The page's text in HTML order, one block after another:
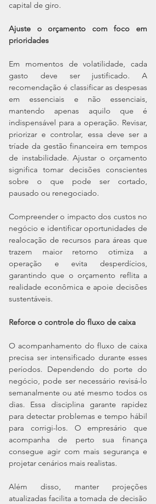
capital de giro.
Ajuste o orçamento com foco em
prioridades
Em momentos de volatilidade, cada
gasto deve ser justificado. A
recomendação é classificar as despesas
em essenciais e não essenciais,
mantendo apenas aquilo que é
indispensável para a operação. Revisar,
priorizar e controlar, essa deve ser a
tríade da gestão financeira em tempos
de instabilidade. Ajustar o orçamento
significa tomar decisões conscientes
sobre o que pode ser cortado,
pausado ou renegociado.
Compreender o impacto dos custos no
negócio e identificar oportunidades de
realocação de recursos para áreas que
trazem maior retorno otimiza a
operação e evita desperdícios,
garantindo que o orçamento reflita a
realidade econômica e apoie decisões
sustentáveis.
Reforce o controle do fluxo de caixa
O acompanhamento do fluxo de caixa
precisa ser intensificado durante esses
períodos. Dependendo do porte do
negócio, pode ser necessário revisá-lo
semanalmente ou até mesmo todos os
dias. Essa disciplina garante rapidez
para detectar problemas e tempo hábil
para corrigi-los. O empresário que
acompanha de perto sua finança
consegue agir com mais segurança e
projetar cenários mais realistas.
Além disso, manter projeções
atualizadas facilita a tomada de decisão